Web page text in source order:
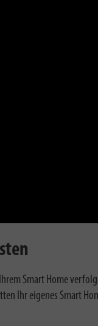
Smart Home
Ihr eigenes Smart